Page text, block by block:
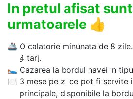
In pretul afisat
urmatoarele 👍
🚢 O calatorie minunata de 8
4 tari.
🛌 Cazarea la bordul navei in
🍽 3 mese pe zi ce pot fi servite
principale, disponibile la